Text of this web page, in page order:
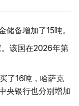
备增加了15吨。
该国在2026年第
了16吨，哈萨克
央银行也分别增加